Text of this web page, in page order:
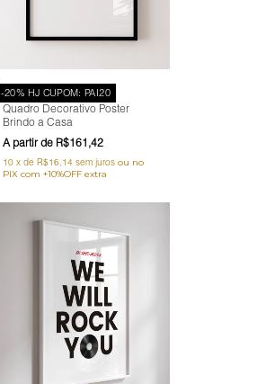
-20% HJ CUPOM: PAI20
Quadro Decorativo Poster
Brindo a Casa
R$161,42
10 x de R$16,14 sem juros